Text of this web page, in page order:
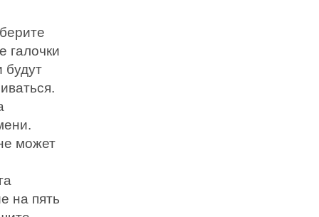
галочки
будут
может
на пять